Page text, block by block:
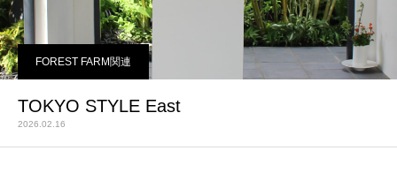
FOREST FARM関連
TOKYO STYLE East
2026.02.16